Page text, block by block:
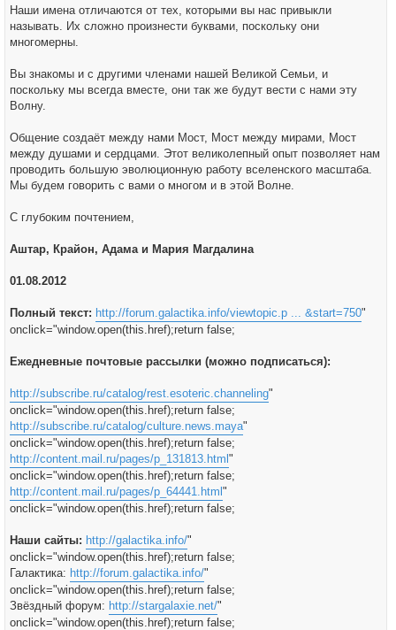
Наши имена отличаются от тех, которыми вы нас привыкли
называть. Их сложно произнести буквами, поскольку они
многомерны.
Вы знакомы и с другими членами нашей Великой Семьи, и
поскольку мы всегда вместе, они так же будут вести с нами эту
Волну.
Общение создаёт между нами Мост, Мост между мирами, Мост
между душами и сердцами. Этот великолепный опыт позволяет нам
проводить большую эволюционную работу вселенского масштаба.
Мы будем говорить с вами о многом и в этой Волне.
С глубоким почтением,
Аштар, Крайон, Адама и Мария Магдалина
01.08.2012
Полный текст: http://forum.galactika.info/viewtopic.p ... &start=750"
onclick="window.open(this.href);return false;
Ежедневные почтовые рассылки (можно подписаться):
http://subscribe.ru/catalog/rest.esoteric.channeling"
onclick="window.open(this.href);return false;
http://subscribe.ru/catalog/culture.news.maya"
onclick="window.open(this.href);return false;
http://content.mail.ru/pages/p_131813.html "
onclick="window.open(this.href);return false;
http://content.mail.ru/pages/p_64441.html "
onclick="window.open(this.href);return false;
Наши сайты: http://galactika.info/"
onclick="window.open(this.href);return false;
Галактика: http://forum.galactika.info/"
onclick="window.open(this.href);return false;
Звёздный форум: http://stargalaxie.net/"
onclick="window.open(this.href);return false;